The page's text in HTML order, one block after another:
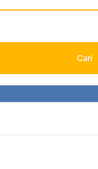
Cari